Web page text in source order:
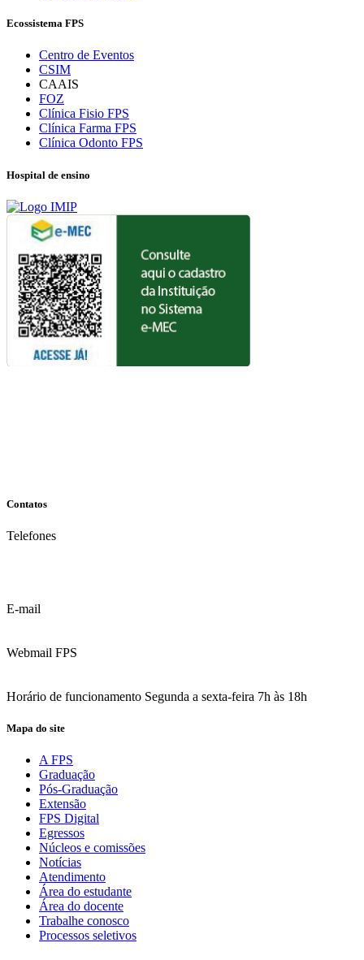
Ecossistema FPS
Centro de Eventos
CSIM
CAAIS
FOZ
Clínica Fisio FPS
Clínica Farma FPS
Clínica Odonto FPS
Hospital de ensino
Contatos
Telefones
E-mail
Webmail FPS
Horário de funcionamento Segunda a sexta-feira 7h às 18h
Mapa do site
A FPS
Graduação
Pós-Graduação
Extensão
FPS Digital
Egressos
Núcleos e comissões
Notícias
Atendimento
Área do estudante
Área do docente
Trabalhe conosco
Processos seletivos